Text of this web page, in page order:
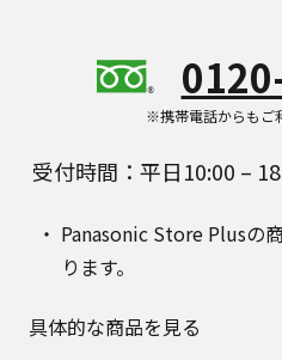
※携帯電話からもご
受付時間：平日10:00 –
Panasonic Store Plusの
ります。
具体的な商品を見る